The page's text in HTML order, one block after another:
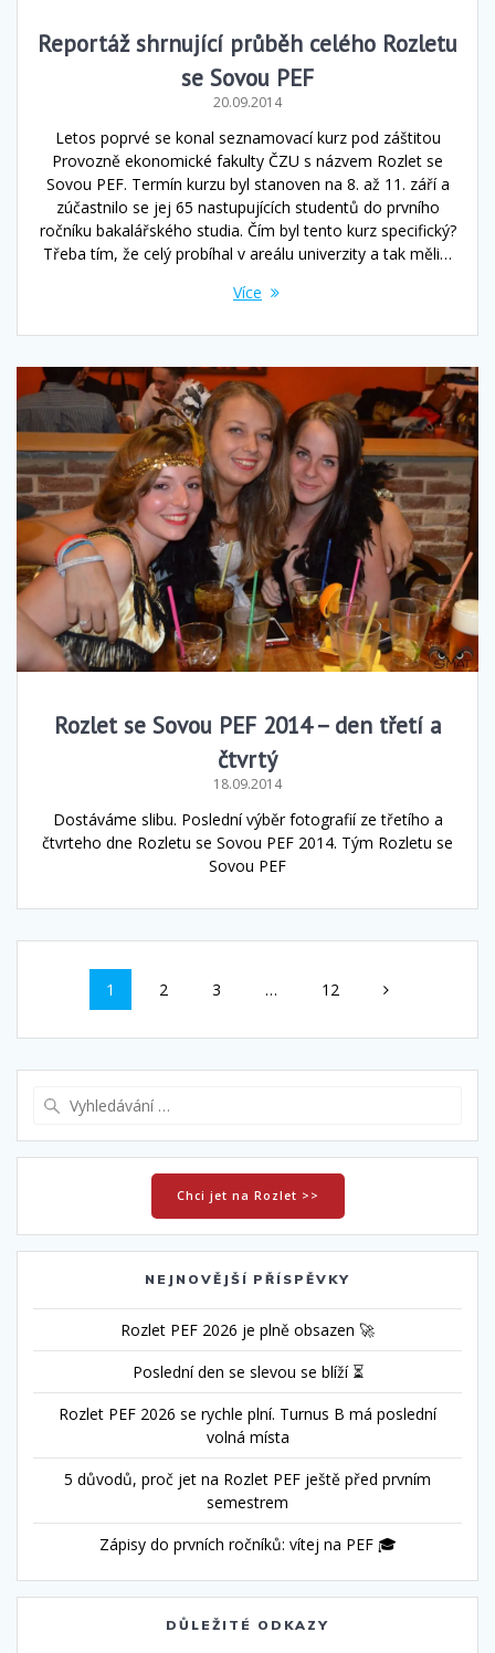
Reportáž shrnující průběh celého Rozletu
se Sovou PEF
20.09.2014
Letos poprvé se konal seznamovací kurz pod záštitou
Provozně ekonomické fakulty ČZU s názvem Rozlet se
Sovou PEF. Termín kurzu byl stanoven na 8. až 11. září a
zúčastnilo se jej 65 nastupujících studentů do prvního
ročníku bakalářského studia. Čím byl tento kurz specifický?
Třeba tím, že celý probíhal v areálu univerzity a tak měli…
Více
Rozlet se Sovou PEF 2014 – den třetí a
čtvrtý
18.09.2014
Dostáváme slibu. Poslední výběr fotografií ze třetího a
čtvrteho dne Rozletu se Sovou PEF 2014. Tým Rozletu se
Sovou PEF
Příspěvek
navigace
Stránka
1 Stránka
2 Stránka
3 … Stránka
12
Chci jet na Rozlet >>
NEJNOVĚJŠÍ PŘÍSPĚVKY
Rozlet PEF 2026 je plně obsazen 🚀
Poslední den se slevou se blíží ⏳
Rozlet PEF 2026 se rychle plní. Turnus B má poslední
volná místa
5 důvodů, proč jet na Rozlet PEF ještě před prvním
semestrem
Zápisy do prvních ročníků: vítej na PEF 🎓
DŮLEŽITÉ ODKAZY